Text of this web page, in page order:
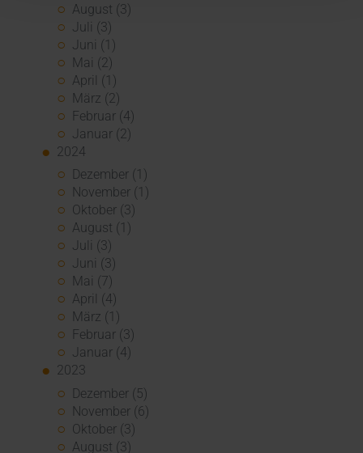
August (3)
Juli (3)
Juni (1)
Mai (2)
April (1)
März (2)
Februar (4)
Januar (2)
2024
Dezember (1)
November (1)
Oktober (3)
August (1)
Juli (3)
Juni (3)
Mai (7)
April (4)
März (1)
Februar (3)
Januar (4)
2023
Dezember (5)
November (6)
Oktober (3)
August (3)